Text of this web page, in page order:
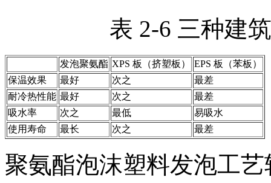
表 2-6 三种建
发泡聚氨酯 XPS 板（挤塑板）
EPS 板（苯板）
保温效果
最好 次之
最差
耐冷热性能 最好 次之
最差
吸水率
次之 最低
易吸水
使用寿命
最长 次之 最差
聚氨酯泡沫塑料发泡工